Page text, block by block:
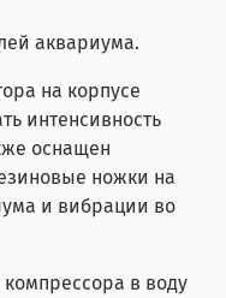
аквариума.
на корпусе
интенсивность
оснащен
ножки на
и вибрации во
в воду